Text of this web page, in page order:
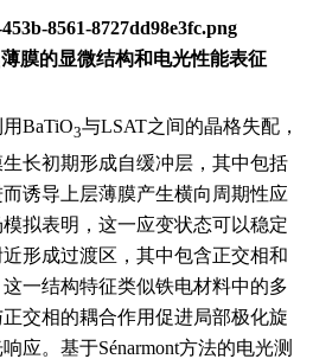
薄膜的显微结构和电光性能表征
BaTiO3与LSAT之间的晶格失配，
长初期形成自缓冲层，其中包括
诱导上层薄膜产生横向周期性应
拟表明，这一应变状态可以稳定
形成过渡区，其中包含正交相和
一结构特征类似铁电材料中的多
交相的耦合作用促进局部极化旋
应。基于Sénarmont方法的电光测